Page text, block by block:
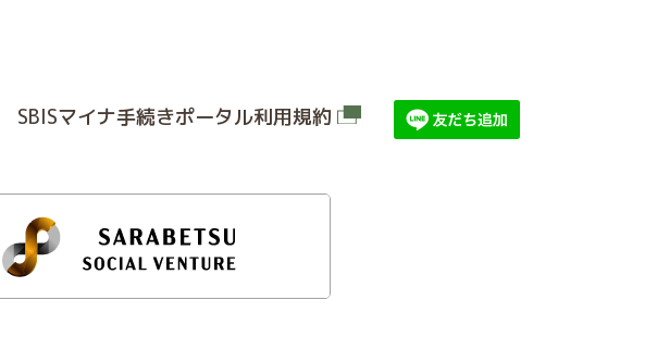
SBISマイナ⼿続きポータル利⽤規約